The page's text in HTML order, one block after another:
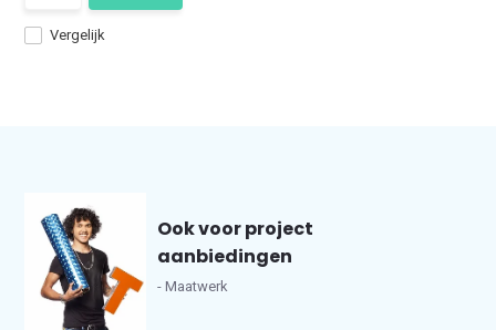
Vergelijk
Ook voor project
aanbiedingen
- Maatwerk